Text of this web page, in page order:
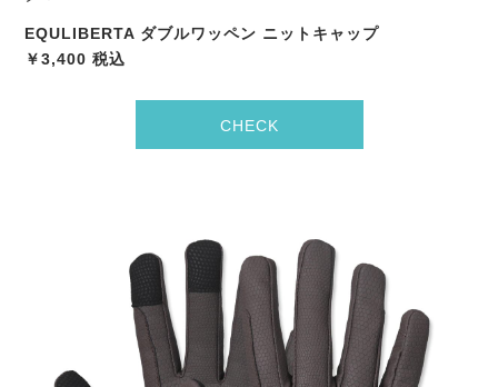
EQULIBERTA ダブルワッペン ニットキャップ
￥3,400 税込
CHECK